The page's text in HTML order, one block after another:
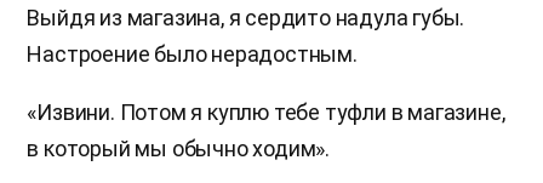
Выйдя из магазина, я сердито надула губы.
Настроение было нерадостным.
«Извини. Потом я куплю тебе туфли в магазине,
в который мы обычно ходим».